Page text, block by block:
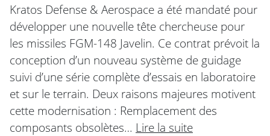
Kratos Defense & Aerospace a été mandaté pour
développer une nouvelle tête chercheuse pour
les missiles FGM-148 Javelin. Ce contrat prévoit la
conception d’un nouveau système de guidage
suivi d’une série complète d’essais en laboratoire
et sur le terrain. Deux raisons majeures motivent
cette modernisation : Remplacement des
composants obsolètes… Lire la suite